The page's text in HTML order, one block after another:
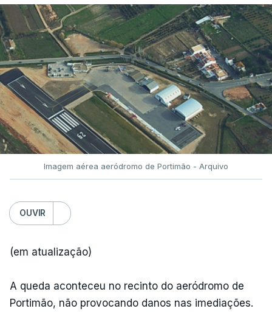
Imagem aérea aeródromo de Portimão - Arquivo
OUVIR
(em atualização)
A queda aconteceu no recinto do aeródromo de
Portimão, não provocando danos nas imediações.